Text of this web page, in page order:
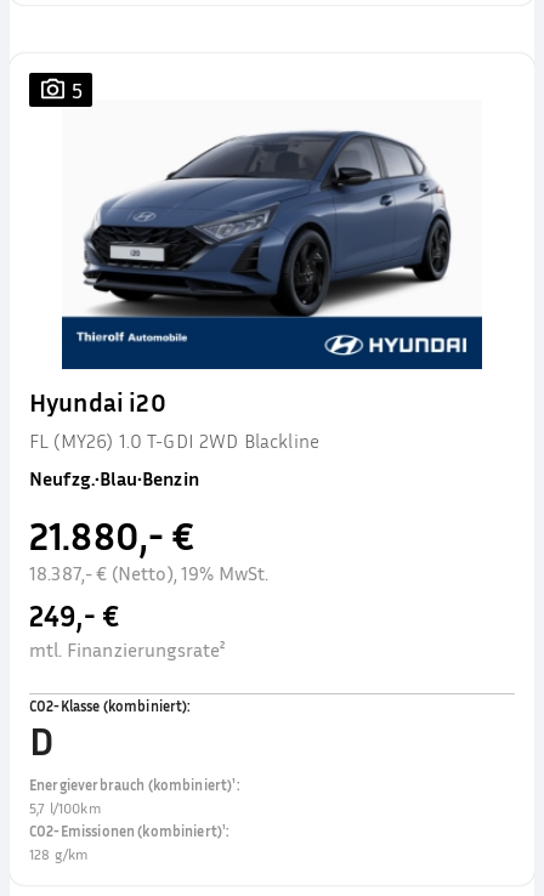
5
Hyundai i20
FL (MY26) 1.0 T-GDI 2WD Blackline
Neufzg.•Blau•Benzin
21.880,- €
18.387,- € (Netto), 19% MwSt.
249,- €
mtl. Finanzierungsrate²
CO2-Klasse (kombiniert):
D
Energieverbrauch (kombiniert)¹:
5,7 l/100km
CO2-Emissionen (kombiniert)¹:
128 g/km